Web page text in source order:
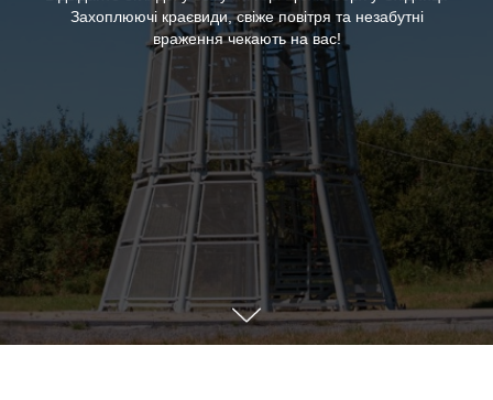
Захоплюючі краєвиди, свіже повітря та незабутні
враження чекають на вас!